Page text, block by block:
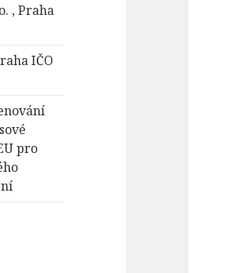
, Praha
IČO
pro